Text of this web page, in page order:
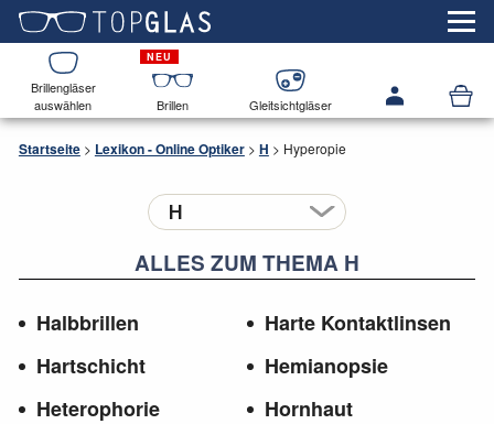
Brillengläser
auswählen
Brillen Gleitsichtgläser
Startseite > Lexikon - Online Optiker > H > Hyperopie
ALLES ZUM THEMA H
Halbbrillen
Harte Kontaktlinsen
Hartschicht
Hemianopsie
Heterophorie
Hornhaut